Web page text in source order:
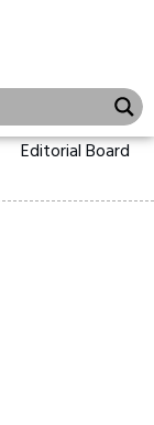
Editorial Board